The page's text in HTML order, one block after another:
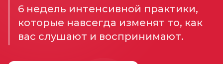
6 недель интенсивной практики,
которые навсегда изменят то, как
вас слушают и воспринимают.